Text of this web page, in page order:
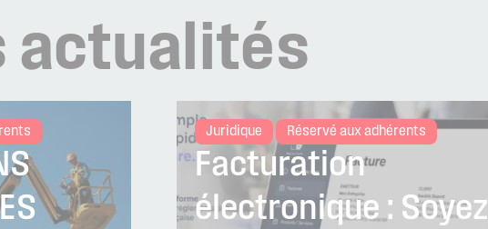
actualités
Juridique Réservé aux adhérents
Facturation
électronique : Soyez